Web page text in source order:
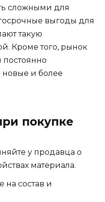
сложными для
выгоды для
такую
Кроме того, рынок
новые и более
покупке
у продавца о
материала.
состав и